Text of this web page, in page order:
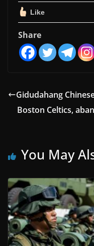
Like
Share
Gidudahang
Boston Celtics,
You May